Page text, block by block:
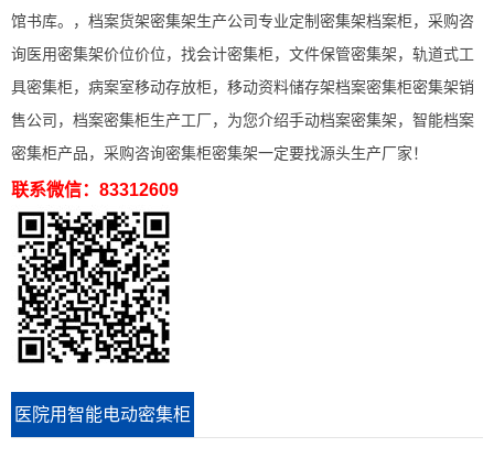
馆书库。，档案货架密集架生产公司专业定制密集架档案柜，采购咨
询医用密集架价位价位，找会计密集柜，文件保管密集架，轨道式工
具密集柜，病案室移动存放柜，移动资料储存架档案密集柜密集架销
售公司，档案密集柜生产工厂，为您介绍手动档案密集架，智能档案
密集柜产品，采购咨询密集柜密集架一定要找源头生产厂家！
联系微信：83312609
医院用智能电动密集柜